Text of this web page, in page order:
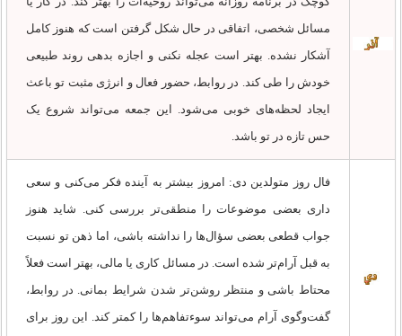
مسائل شخصی، اتفاقی در حال شکل گرفتن است که هنوز کامل
آشکار نشده. بهتر است عجله نکنی و اجازه بدهی روند طبیعی
خودش را طی کند. در روابط، حضور فعال و انرژی مثبت تو باعث
ایجاد لحظه‌های خوبی می‌شود. این جمعه می‌تواند شروع یک
حس تازه در تو باشد.
فال روز متولدین دی: امروز بیشتر به آینده فکر می‌کنی و سعی
داری بعضی موضوعات را منطقی‌تر بررسی کنی. شاید هنوز
جواب قطعی بعضی سؤال‌ها را نداشته باشی، اما ذهن تو نسبت
به قبل آرام‌تر شده است. در مسائل کاری یا مالی، بهتر است فعلاً
محتاط باشی و منتظر روشن‌تر شدن شرایط بمانی. در روابط،
گفت‌وگوی آرام می‌تواند سوءتفاهم‌ها را کمتر کند. این روز برای